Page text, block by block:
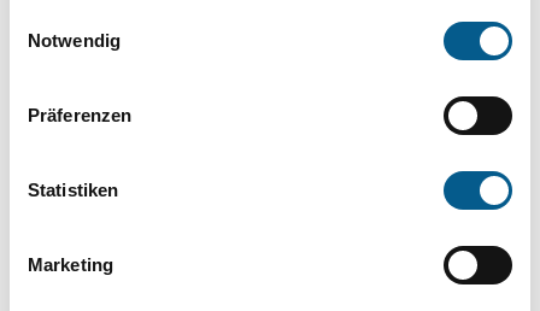
Notwendig
Präferenzen
Statistiken
Marketing
können durch die Wahl von Bereichen oder